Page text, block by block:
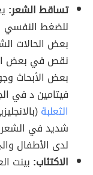
تساقط الشعر:
للضغط النفسي
بعض الحالات
نقص في بعض
بعض الأبحاث
فيتامين د في
الثعلبة
لدى الأطفال
الاكتئاب: بينت